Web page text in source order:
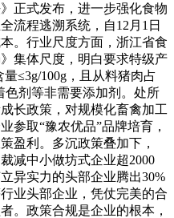
正式发布，进一步强化食物
流程逃溯系统，自12月1日
。行业尺度方面，浙江省食
集体尺度，明白要求特级产
≤3g/100g，且从料猪肉占
色剂等非需要添加剂。处所
长政策，对规模化畜禽加工
参取“豫农优品”品牌培育，
盈利。多沉政策叠加下，
减中小做坊式企业超2000
异实力的头部企业腾出30%
业头部企业，凭仗完美的合
。政策合规是企业的根本，